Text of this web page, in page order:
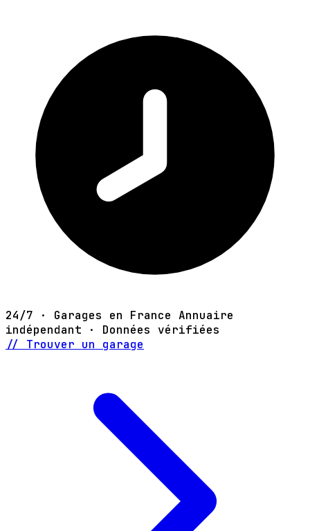
24/7 · Garages en France Annuaire
indépendant · Données vérifiées
// Trouver un garage